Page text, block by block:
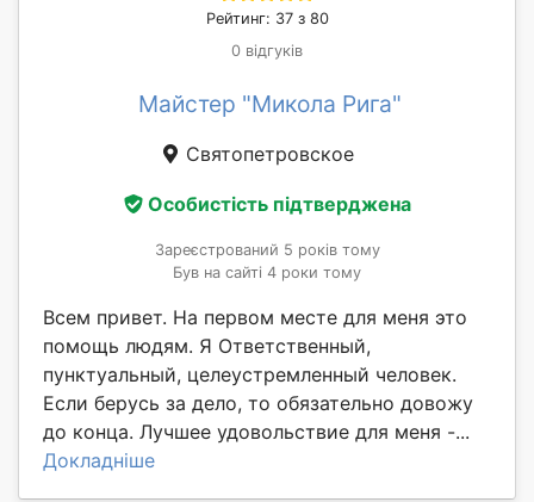
Рейтинг: 37 з 80
0 відгуків
Майстер "Микола Рига"
Святопетровское
Особистість підтверджена
Зареєстрований 5 років тому
Був на сайті 4 роки тому
Всем привет. На первом месте для меня это
помощь людям. Я Ответственный,
пунктуальный, целеустремленный человек.
Если берусь за дело, то обязательно довожу
до конца. Лучшее удовольствие для меня -...
Докладніше